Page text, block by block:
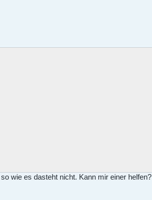
wie es dasteht nicht. Kann mir einer helfen?